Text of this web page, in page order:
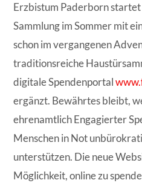
Erzbistum Paderborn
Sammlung im Sommer mit
schon im vergangenen
traditionsreiche
digitale Spendenportal
ergänzt. Bewährtes bleibt,
ehrenamtlich Engagierter
Menschen in Not
unterstützen. Die neue
Möglichkeit, online zu